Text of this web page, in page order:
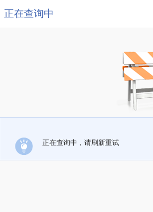
正在查询中
正在查询中，请刷新重试